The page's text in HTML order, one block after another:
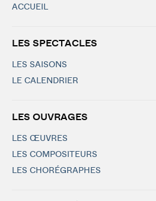
ACCUEIL
LES SPECTACLES
LES SAISONS
LE CALENDRIER
LES OUVRAGES
LES ŒUVRES
LES COMPOSITEURS
LES CHORÉGRAPHES